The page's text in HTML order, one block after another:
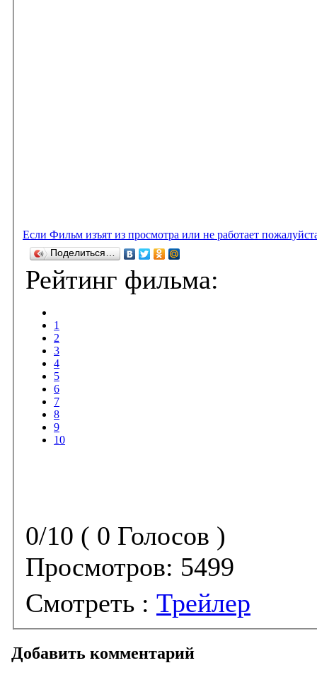
Если Фильм изъят из просмотра или не работает
Поделиться…
Рейтинг фильма:
1
2
3
4
5
6
7
8
9
10
0/10 ( 0 Голосов )
Просмотров: 5499
Смотреть : Трейлер
Добавить комментарий